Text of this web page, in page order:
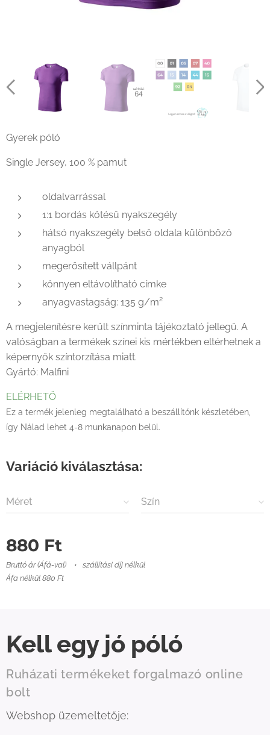
Gyerek póló
Single Jersey, 100 % pamut
oldalvarrással
1:1 bordás kötésű nyakszegély
hátsó nyakszegély belső oldala különböző
anyagból
megerősített vállpánt
könnyen eltávolítható címke
anyagvastagság: 135 g/m²
A megjelenítésre került színminta tájékoztató jellegű. A
valóságban a termékek színei kis mértékben eltérhetnek a
képernyők színtorzítása miatt.
Gyártó: Malfini
ELÉRHETŐ
Ez a termék jelenleg megtalálható a beszállítónk készletében,
így Nálad lehet 4-8 munkanapon belül.
Variáció kiválasztása:
Méret Szín
880 Ft
Bruttó ár (Áfá-val)
szállítási díj nélkül
Áfa nélkül 880 Ft
Kell egy jó póló
Ruházati termékeket forgalmazó online
bolt
Webshop üzemeltetője: